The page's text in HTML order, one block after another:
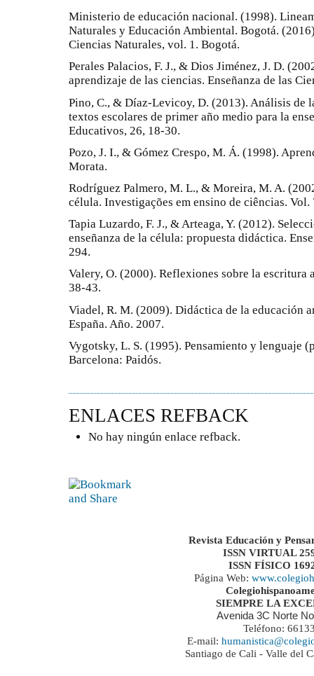
Ministerio de educación nacional. (1998).
Naturales y Educación Ambiental. Bogotá.
Ciencias Naturales, vol. 1. Bogotá.
Perales Palacios, F. J., & Dios Jiménez, J. D.
aprendizaje de las ciencias. Enseñanza de las
Pino, C., & Díaz-Levicoy, D. (2013). Análisis de
textos escolares de primer año medio para la
Educativos, 26, 18-30.
Pozo, J. I., & Gómez Crespo, M. Á. (1998).
Morata.
Rodríguez Palmero, M. L., & Moreira, M. A.
célula. Investigações em ensino de ciências.
Tapia Luzardo, F. J., & Arteaga, Y. (2012).
enseñanza de la célula: propuesta didáctica.
294.
Valery, O. (2000). Reflexiones sobre la escritura
38-43.
Viadel, R. M. (2009). Didáctica de la educación
España. Año. 2007.
Vygotsky, L. S. (1995). Pensamiento y lenguaje
Barcelona: Paidós.
ENLACES REFBACK
No hay ningún enlace refback.
Revista Educación y
ISSN VIRTUAL
ISSN FÍSICO
Página Web:
SIEMPRE LA
Avenida 3C Norte
Teléfono:
E-mail:
Santiago de Cali - Valle del